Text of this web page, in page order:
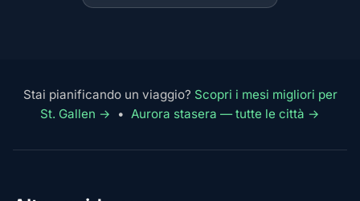
Stai pianificando un viaggio? Scopri i mesi migliori per
St. Gallen →
• Aurora stasera — tutte le città →